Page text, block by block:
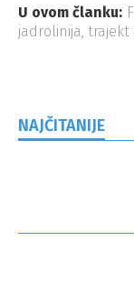
U ovom članku:
jadrolinija, trajekt
NAJČITANIJE